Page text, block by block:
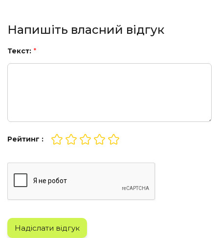
Напишіть власний відгук
Текст: *
Рейтинг :
Надіслати відгук